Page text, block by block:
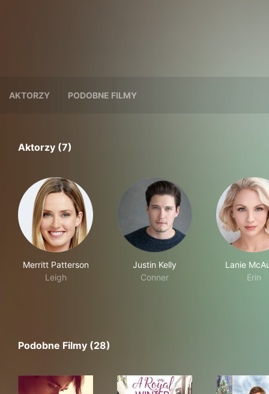
AKTORZY PODOBNE FILMY
Aktorzy (7)
Merritt Patterson
Leigh
Justin Kelly
Conner
Lanie
Erin
Podobne Filmy (28)